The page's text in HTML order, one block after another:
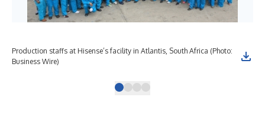
Production staffs at Hisense’s facility in Atlantis, South Africa (Photo:
Business Wire)